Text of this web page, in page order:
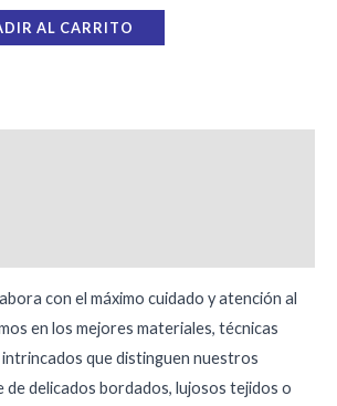
AL CARRITO
con el máximo cuidado y atención al
en los mejores materiales, técnicas
que distinguen nuestros
de delicados bordados, lujosos tejidos o